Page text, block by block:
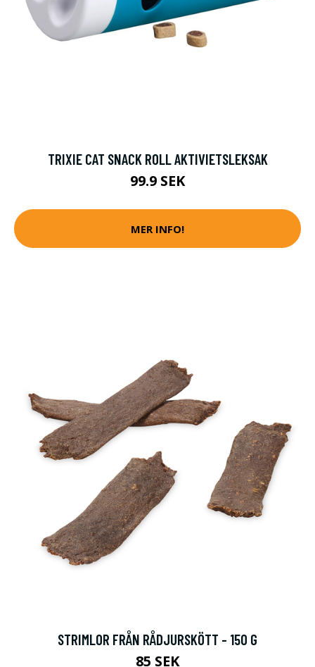
TRIXIE CAT SNACK ROLL AKTIVIETSLEKSAK
99.9 SEK
MER INFO!
STRIMLOR FRÅN RÅDJURSKÖTT - 150 G
85 SEK